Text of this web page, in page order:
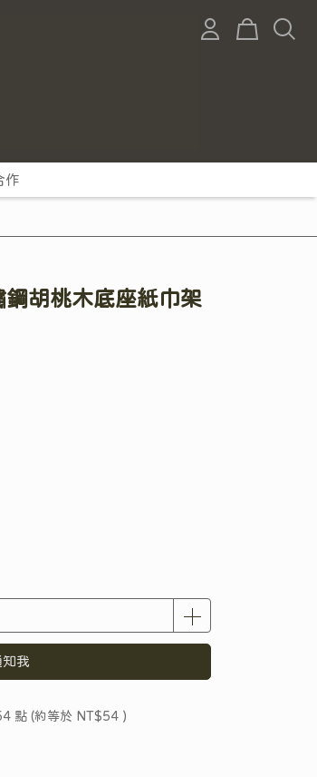
作
鋼胡桃木底座紙巾架
我
點 (約等於 NT$54 )